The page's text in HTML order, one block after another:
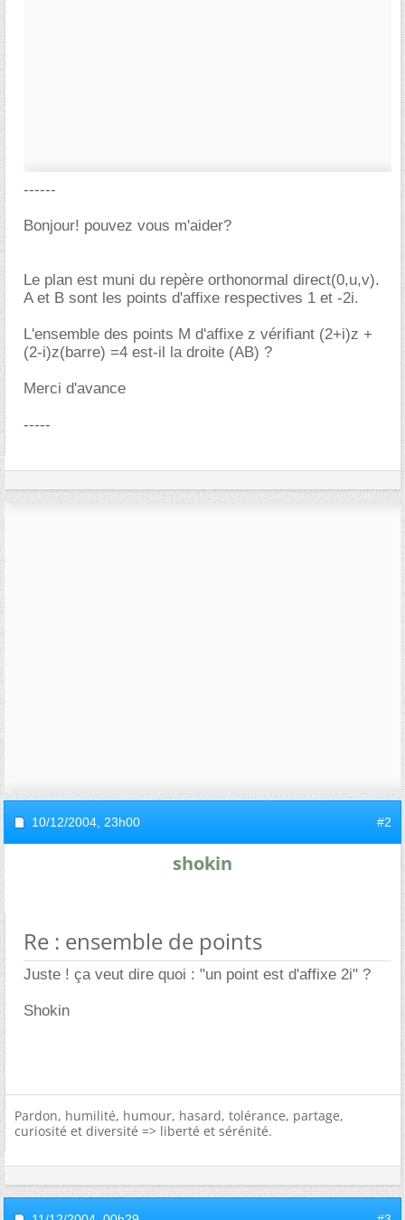
------
Bonjour! pouvez vous m'aider?
Le plan est muni du repère orthonormal direct(0,u,v).
A et B sont les points d'affixe respectives 1 et -2i.
L'ensemble des points M d'affixe z vérifiant (2+i)z +
(2-i)z(barre) =4 est-il la droite (AB) ?
Merci d'avance
-----
10/12/2004, 23h00 #2
shokin
Re : ensemble de points
Juste ! ça veut dire quoi : "un point est d'affixe 2i" ?
Shokin
Pardon, humilité, humour, hasard, tolérance, partage,
curiosité et diversité => liberté et sérénité.